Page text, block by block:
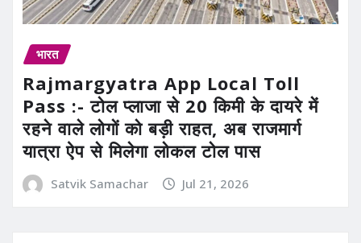
भारत
Rajmargyatra App Local Toll
Pass :- टोल प्लाजा से 20 किमी के दायरे में
रहने वाले लोगों को बड़ी राहत, अब राजमार्ग
यात्रा ऐप से मिलेगा लोकल टोल पास
Satvik Samachar Jul 21, 2026